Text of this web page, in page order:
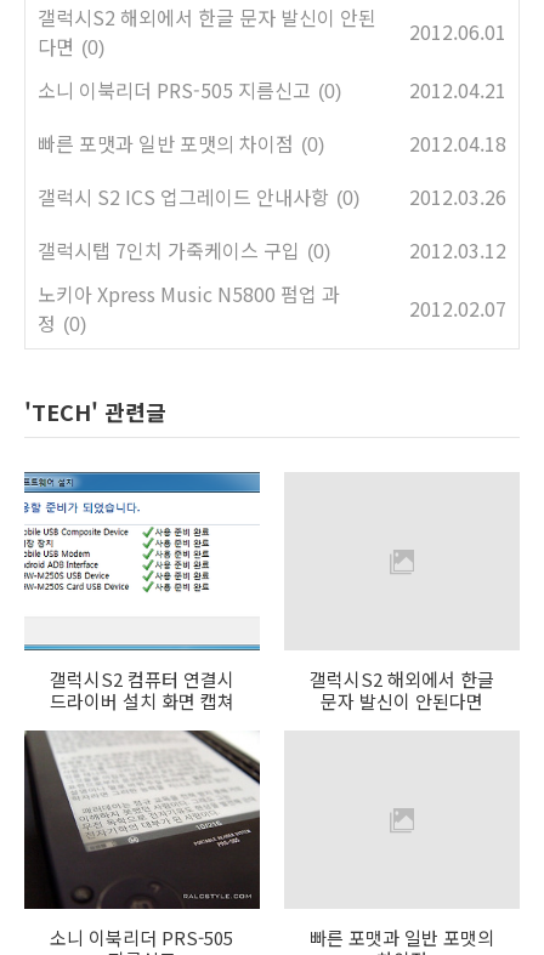
갤럭시S2 해외에서 한글 문자 발신이 안된
다면 (0)
2012.06.01
소니 이북리더 PRS-505 지름신고 (0)
2012.04.21
빠른 포맷과 일반 포맷의 차이점 (0)
2012.04.18
갤럭시 S2 ICS 업그레이드 안내사항 (0)
2012.03.26
갤럭시탭 7인치 가죽케이스 구입 (0)
2012.03.12
노키아 Xpress Music N5800 펌업 과
정 (0)
2012.02.07
'TECH' 관련글
갤럭시S2 컴퓨터 연결시
드라이버 설치 화면 캡쳐
갤럭시S2 해외에서 한글
문자 발신이 안된다면
소니 이북리더 PRS-505
빠른 포맷과 일반 포맷의